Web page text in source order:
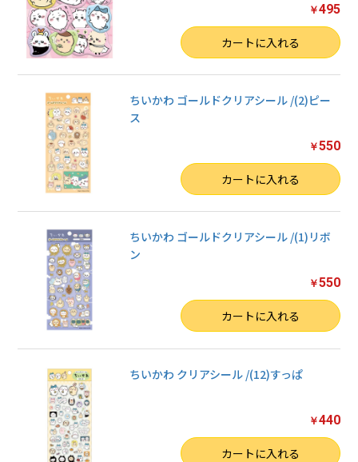
￥495
カートに入れる
ちいかわ ゴールドクリアシール /(2)ピー
ス
￥550
カートに入れる
ちいかわ ゴールドクリアシール /(1)リボ
ン
￥550
カートに入れる
ちいかわ クリアシール /(12)すっぱ
￥440
カートに入れる
お買い物を続ける